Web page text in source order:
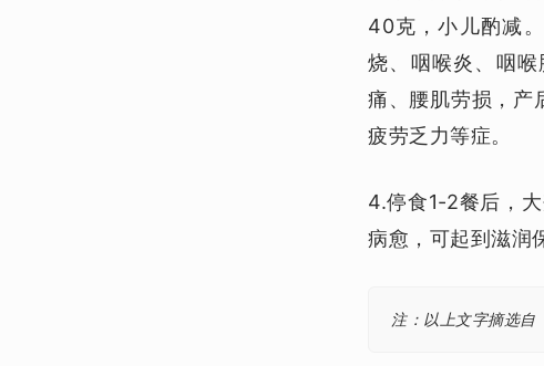
40克，小儿酌减
烧、咽喉炎、咽
痛、腰肌劳损，产
疲劳乏力等症。
4.停食1-2餐后，
病愈，可起到滋润
注：以上文字摘选自